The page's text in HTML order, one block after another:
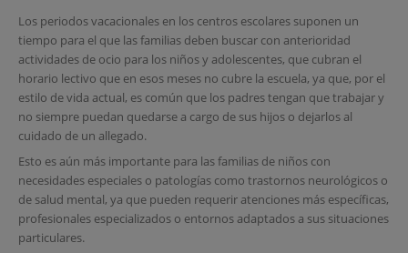
Los periodos vacacionales en los centros escolares suponen un
tiempo para el que las familias deben buscar con anterioridad
actividades de ocio para los niños y adolescentes, que cubran el
horario lectivo que en esos meses no cubre la escuela, ya que, por el
estilo de vida actual, es común que los padres tengan que trabajar y
no siempre puedan quedarse a cargo de sus hijos o dejarlos al
cuidado de un allegado.
Esto es aún más importante para las familias de niños con
necesidades especiales o patologías como trastornos neurológicos o
de salud mental, ya que pueden requerir atenciones más específicas,
profesionales especializados o entornos adaptados a sus situaciones
particulares.